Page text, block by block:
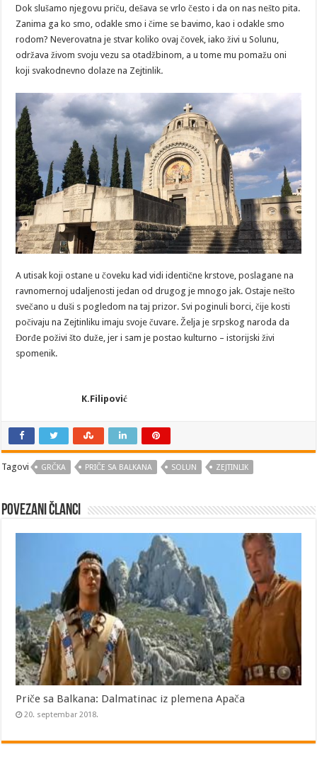
Dok slušamo njegovu priču, dešava se vrlo često i da on nas nešto pita.
Zanima ga ko smo, odakle smo i čime se bavimo, kao i odakle smo
rodom? Neverovatna je stvar koliko ovaj čovek, iako živi u Solunu,
održava živom svoju vezu sa otadžbinom, a u tome mu pomažu oni
koji svakodnevno dolaze na Zejtinlik.
A utisak koji ostane u čoveku kad vidi identične krstove, poslagane na
ravnomernoj udaljenosti jedan od drugog je mnogo jak. Ostaje nešto
svečano u duši s pogledom na taj prizor. Svi poginuli borci, čije kosti
počivaju na Zejtinliku imaju svoje čuvare. Želja je srpskog naroda da
Đorđe poživi što duže, jer i sam je postao kulturno – istorijski živi
spomenik.
K.Filipović
Tagovi GRČKA PRIČE SA BALKANA SOLUN ZEJTINLIK
Povezani članci
Priče sa Balkana: Dalmatinac iz plemena Apača
20. septembar 2018.